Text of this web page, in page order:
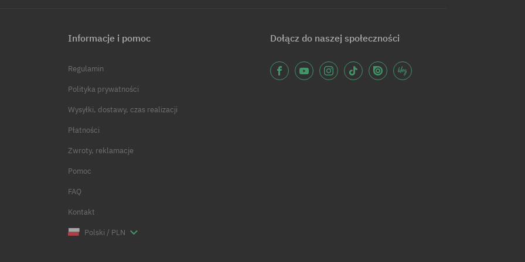
Informacje i pomoc
Regulamin
Polityka prywatności
Wysyłki, dostawy, czas realizacji
Płatności
Zwroty, reklamacje
Pomoc
FAQ
Kontakt
Polski / PLN
Dołącz do naszej społeczności